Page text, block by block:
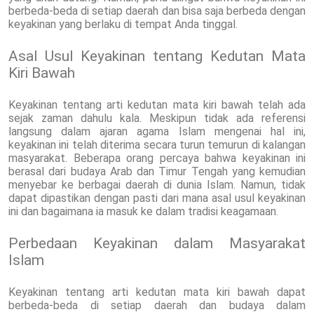
berbeda-beda di setiap daerah dan bisa saja berbeda dengan
keyakinan yang berlaku di tempat Anda tinggal.
Asal Usul Keyakinan tentang Kedutan Mata
Kiri Bawah
Keyakinan tentang arti kedutan mata kiri bawah telah ada
sejak zaman dahulu kala. Meskipun tidak ada referensi
langsung dalam ajaran agama Islam mengenai hal ini,
keyakinan ini telah diterima secara turun temurun di kalangan
masyarakat. Beberapa orang percaya bahwa keyakinan ini
berasal dari budaya Arab dan Timur Tengah yang kemudian
menyebar ke berbagai daerah di dunia Islam. Namun, tidak
dapat dipastikan dengan pasti dari mana asal usul keyakinan
ini dan bagaimana ia masuk ke dalam tradisi keagamaan.
Perbedaan Keyakinan dalam Masyarakat
Islam
Keyakinan tentang arti kedutan mata kiri bawah dapat
berbeda-beda di setiap daerah dan budaya dalam